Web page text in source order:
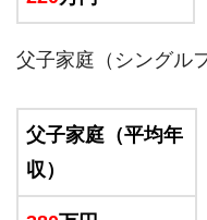
父子家庭（シングル
父子家庭（平均年
収）